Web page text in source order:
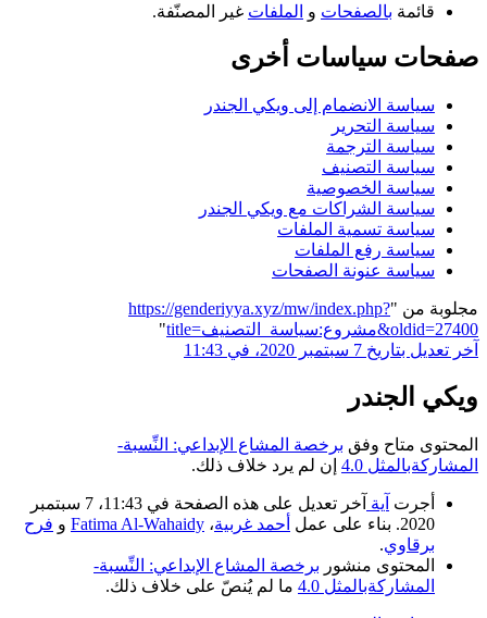
قائمة بالصفحات و الملفات غير المصنّفة.
صفحات سياسات أخرى
سياسة الانضمام إلى ويكي الجندر
سياسة التحرير
سياسة الترجمة
سياسة التصنيف
سياسة الخصوصية
سياسة الشراكات مع ويكي الجندر
سياسة تسمية الملفات
سياسة رفع الملفات
سياسة عنونة الصفحات
مجلوبة من "https://genderiyya.xyz/mw/index.php?
title=مشروع:سياسة_التصنيف&oldid=27400
"
آخر تعديل بتاريخ 7 سبتمبر 2020، في 11:43
ويكي الجندر
المحتوى متاح وفق برخصة المشاع الإبداعي: النِّسبة-
المشاركةبالمثل 4.0
إن لم يرد خلاف ذلك.
أجرت آية
آخر تعديل على هذه الصفحة في 11:43، 7 سبتمبر
2020. بناء على عمل
أحمد غربية، Fatima Al-Wahaidy و فرح
برقاوي.
المحتوى منشور برخصة المشاع الإبداعي: النِّسبة-
المشاركةبالمثل 4.0
ما لم يُنصّ على خلاف ذلك.